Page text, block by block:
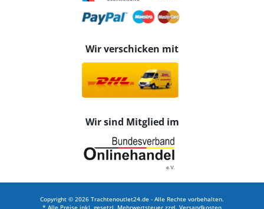
Wir verschicken mit
Wir sind Mitglied im
Copyright © 2026 Trachtenoutlet24.de - Alle Rechte vorbehalten.